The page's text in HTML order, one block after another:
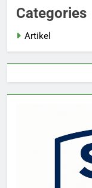
Categories
Artikel